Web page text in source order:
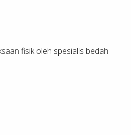
fisik oleh spesialis bedah